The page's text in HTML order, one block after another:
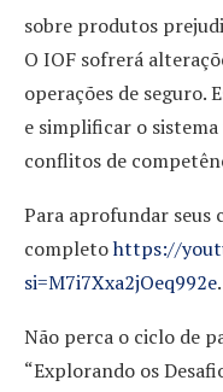
sobre produtos
O IOF sofrerá
operações de seguro.
e simplificar o
conflitos de
Para aprofundar seus
completohttps://
si=M7i7Xxa2jOeq992e.
Não perca o ciclo de
“Explorando os